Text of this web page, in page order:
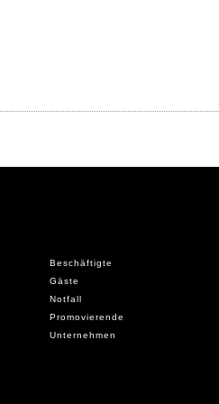
Beschäftigte
Gäste
Notfall
Promovierende
Unternehmen